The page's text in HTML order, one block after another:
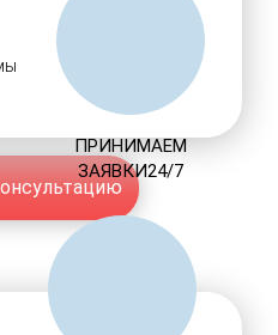
ПРИНИМАЕМ
ЗАЯВКИ24/7